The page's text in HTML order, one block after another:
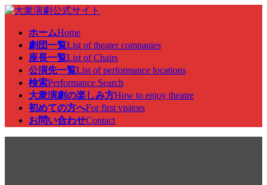
コ
ナ
ホームHome
劇団一覧List of theater companies
座長一覧List of Chairs
公演先一覧List of performance locations
検索Performance Search
大衆演劇の楽しみ方How to enjoy theatre
初めての方へFor first visitors
お問い合わせContact